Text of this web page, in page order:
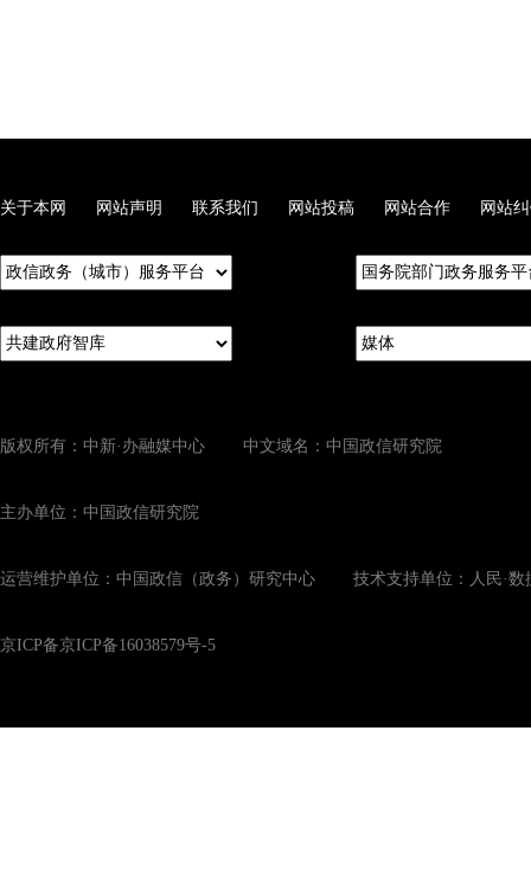
关于本网 网站声明 联系我们 网站投稿 网站合作 网站
版权所有：中新·办融媒中心 中文域名：中国政信研究院
主办单位：中国政信研究院
运营维护单位：中国政信（政务）研究中心 技术支持单位：人民·数
京ICP备京ICP备16038579号-5